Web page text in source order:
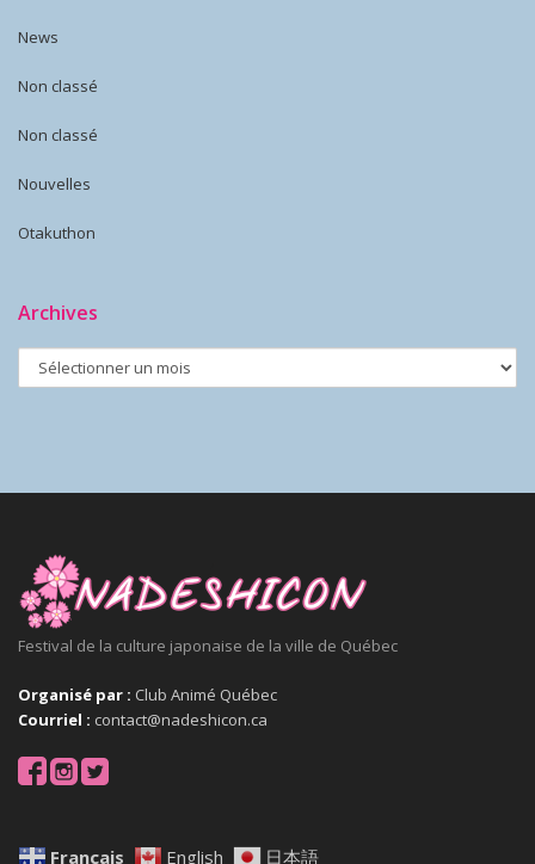
News
Non classé
Non classé
Nouvelles
Otakuthon
Archives
Festival de la culture japonaise de la ville de Québec
Organisé par : Club Animé Québec
Courriel : contact@nadeshicon.ca
Français English 日本語